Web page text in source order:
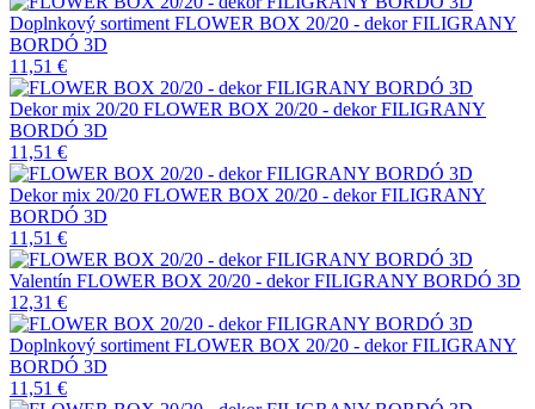
Doplnkový sortiment FLOWER BOX 20/20 - dekor FILIGRANY
BORDÓ 3D
11,51 €
Dekor mix 20/20 FLOWER BOX 20/20 - dekor FILIGRANY
BORDÓ 3D
11,51 €
Dekor mix 20/20 FLOWER BOX 20/20 - dekor FILIGRANY
BORDÓ 3D
11,51 €
Valentín FLOWER BOX 20/20 - dekor FILIGRANY BORDÓ 3D
12,31 €
Doplnkový sortiment FLOWER BOX 20/20 - dekor FILIGRANY
BORDÓ 3D
11,51 €